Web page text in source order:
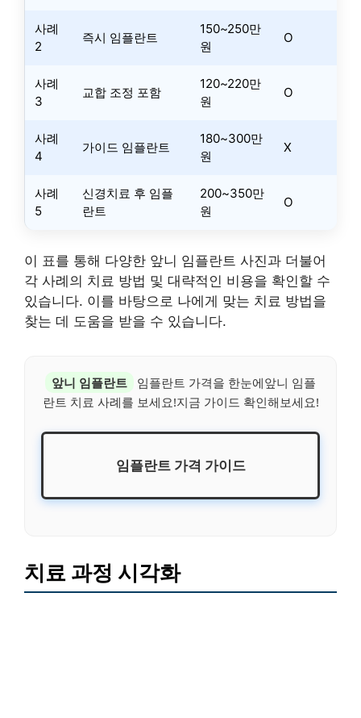
사례
2
즉시 임플란트
150~250만
원
O
사례
3
교합 조정 포함
120~220만
원
O
사례
4
가이드 임플란트
180~300만
원
X
사례
5
신경치료 후 임플
란트
200~350만
원
O
이 표를 통해 다양한 앞니 임플란트 사진과 더불어
각 사례의 치료 방법 및 대략적인 비용을 확인할 수
있습니다. 이를 바탕으로 나에게 맞는 치료 방법을
찾는 데 도움을 받을 수 있습니다.
앞니 임플란트
임플란트 가격을 한눈에앞니 임플
란트 치료 사례를 보세요!지금 가이드 확인해보세요!
임플란트 가격 가이드
치료 과정 시각화